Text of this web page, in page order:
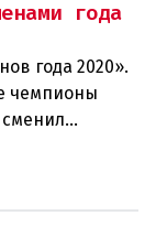
года
года 2020».
чемпионы
в